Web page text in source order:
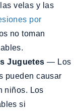
velas y las
por
no toman
Juguetes— Los
pueden causar
niños. Los
si